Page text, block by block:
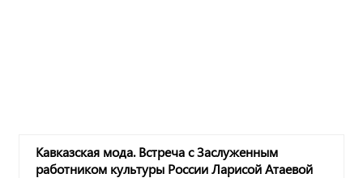
Кавказская мода. Встреча с Заслуженным
работником культуры России Ларисой Атаевой